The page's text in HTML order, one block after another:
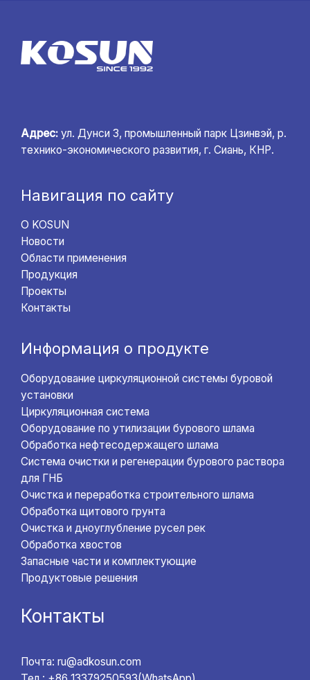
Адрес: ул. Дунси 3, промышленный парк Цзинвэй, р.
технико-экономического развития, г. Сиань, КНР.
Навигация по сайту
О KOSUN
Новости
Области применения
Продукция
Проекты
Контакты
Информация о продукте
Оборудование циркуляционной системы буровой
установки
Циркуляционная система
Оборудование по утилизации бурового шлама
Обработка нефтесодержащего шлама
Система очистки и регенерации бурового раствора
для ГНБ
Очистка и переработка строительного шлама
Обработка щитового грунта
Очистка и дноуглубление русел рек
Обработка хвостов
Запасные части и комплектующие
Продуктовые решения
Контакты
Почта: ru@adkosun.com